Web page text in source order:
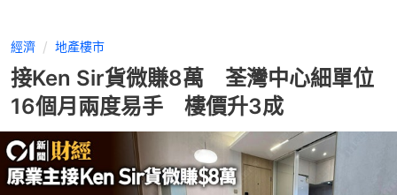
經濟 地產樓市
接Ken Sir貨微賺8萬 荃灣中心細單位
16個月兩度易手 樓價升3成